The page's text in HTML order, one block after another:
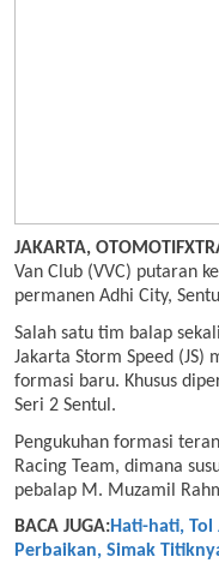
JAKARTA,
Van Club (VVC) putaran
permanen Adhi City,
Salah satu tim balap
Jakarta Storm Speed (JS)
formasi baru. Khusus
Seri 2 Sentul.
Pengukuhan formasi
Racing Team, dimana
pebalap M. Muzamil
BACA JUGA:Hati-hati, Tol
Perbaikan, Simak